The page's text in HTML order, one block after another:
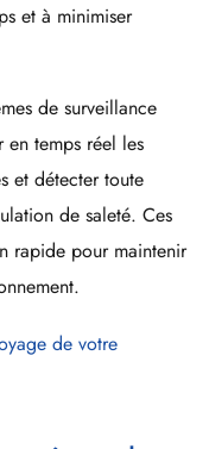
et à minimiser
de surveillance
en temps réel les
et détecter toute
de saleté. Ces
rapide pour maintenir
de votre